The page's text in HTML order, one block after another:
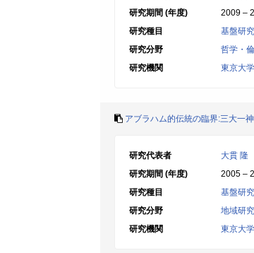
研究期間 (年度)
2009 –
研究種目
基盤研
研究分野
哲学・
研究機関
東京大学
アブラハム的伝統の臨界:三大一
研究代表者
大貫 隆
研究期間 (年度)
2005 –
研究種目
基盤研
研究分野
地域研究
研究機関
東京大学